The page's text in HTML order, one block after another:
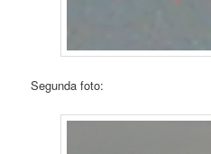
Segunda foto: